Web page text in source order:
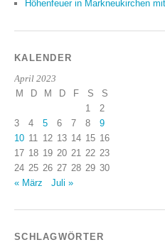
Höhenfeuer in Markneukirchen
KALENDER
April 2023
M D M D F S
S
1
2
3
4 5 6 7 8
9
10 11 12 13 14 15 16
17 18 19 20 21 22 23
24 25 26 27 28 29 30
« März
Juli »
SCHLAGWÖRTER